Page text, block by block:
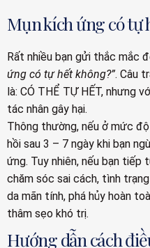
Mụn kích ứng có tự
Rất nhiều bạn gửi thắc mắc
ứng có tự hết không?”. Câu
là: CÓ THỂ TỰ HẾT, nhưng
tác nhân gây hại.
Thông thường, nếu ở mức
hồi sau 3 – 7 ngày khi bạn
ứng. Tuy nhiên, nếu bạn tiếp
chăm sóc sai cách, tình
da mãn tính, phá hủy hoàn
thâm sẹo khó trị.
Hướng dẫn cách